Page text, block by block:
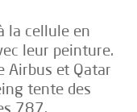
la cellule en
leur peinture.
Airbus et Qatar
tente des
787.